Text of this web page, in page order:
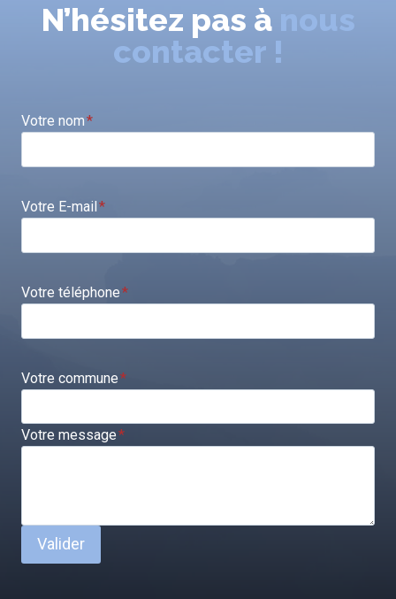
N’hésitez pas à nous
contacter !
Votre nom*
Votre E-mail*
Votre téléphone*
Votre commune*
Votre message*
Valider